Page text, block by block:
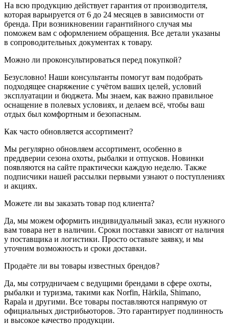
На всю продукцию действует гарантия от производителя,
которая варьируется от 6 до 24 месяцев в зависимости от
бренда. При возникновении гарантийного случая мы
поможем вам с оформлением обращения. Все детали указаны
в сопроводительных документах к товару.
Можно ли проконсультироваться перед покупкой?
Безусловно! Наши консультанты помогут вам подобрать
подходящее снаряжение с учётом ваших целей, условий
эксплуатации и бюджета. Мы знаем, как важно правильное
оснащение в полевых условиях, и делаем всё, чтобы ваш
отдых был комфортным и безопасным.
Как часто обновляется ассортимент?
Мы регулярно обновляем ассортимент, особенно в
преддверии сезона охоты, рыбалки и отпусков. Новинки
появляются на сайте практически каждую неделю. Также
подписчики нашей рассылки первыми узнают о поступлениях
и акциях.
Можете ли вы заказать товар под клиента?
Да, мы можем оформить индивидуальный заказ, если нужного
вам товара нет в наличии. Сроки поставки зависят от наличия
у поставщика и логистики. Просто оставьте заявку, и мы
уточним возможность и сроки доставки.
Продаёте ли вы товары известных брендов?
Да, мы сотрудничаем с ведущими брендами в сфере охоты,
рыбалки и туризма, такими как Norfin, Härkila, Shimano,
Rapala и другими. Все товары поставляются напрямую от
официальных дистрибьюторов. Это гарантирует подлинность
и высокое качество продукции.